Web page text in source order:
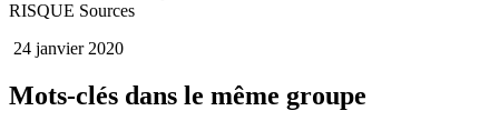
RISQUE Sources
24 janvier 2020
Mots-clés dans le même groupe